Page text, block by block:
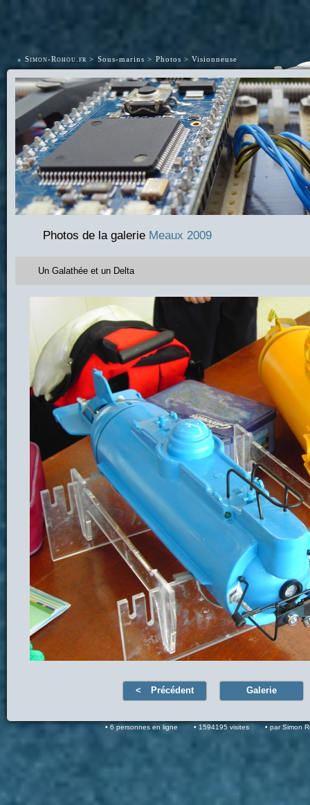
• Simon-Rohou.fr Sous-marins Photos Visionneuse
Photos de la galerie Meaux 2009
Un Galathée et un Delta
Précédent Galerie
6 personnes en ligne 1594195 visites par Simon